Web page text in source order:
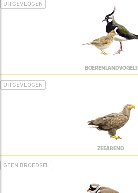
UITGEVLOGEN
BOERENLANDVOGELS
UITGEVLOGEN
ZEEAREND
GEEN BROEDSEL